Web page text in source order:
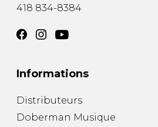
418 834-8384
Informations
Distributeurs
Doberman Musique